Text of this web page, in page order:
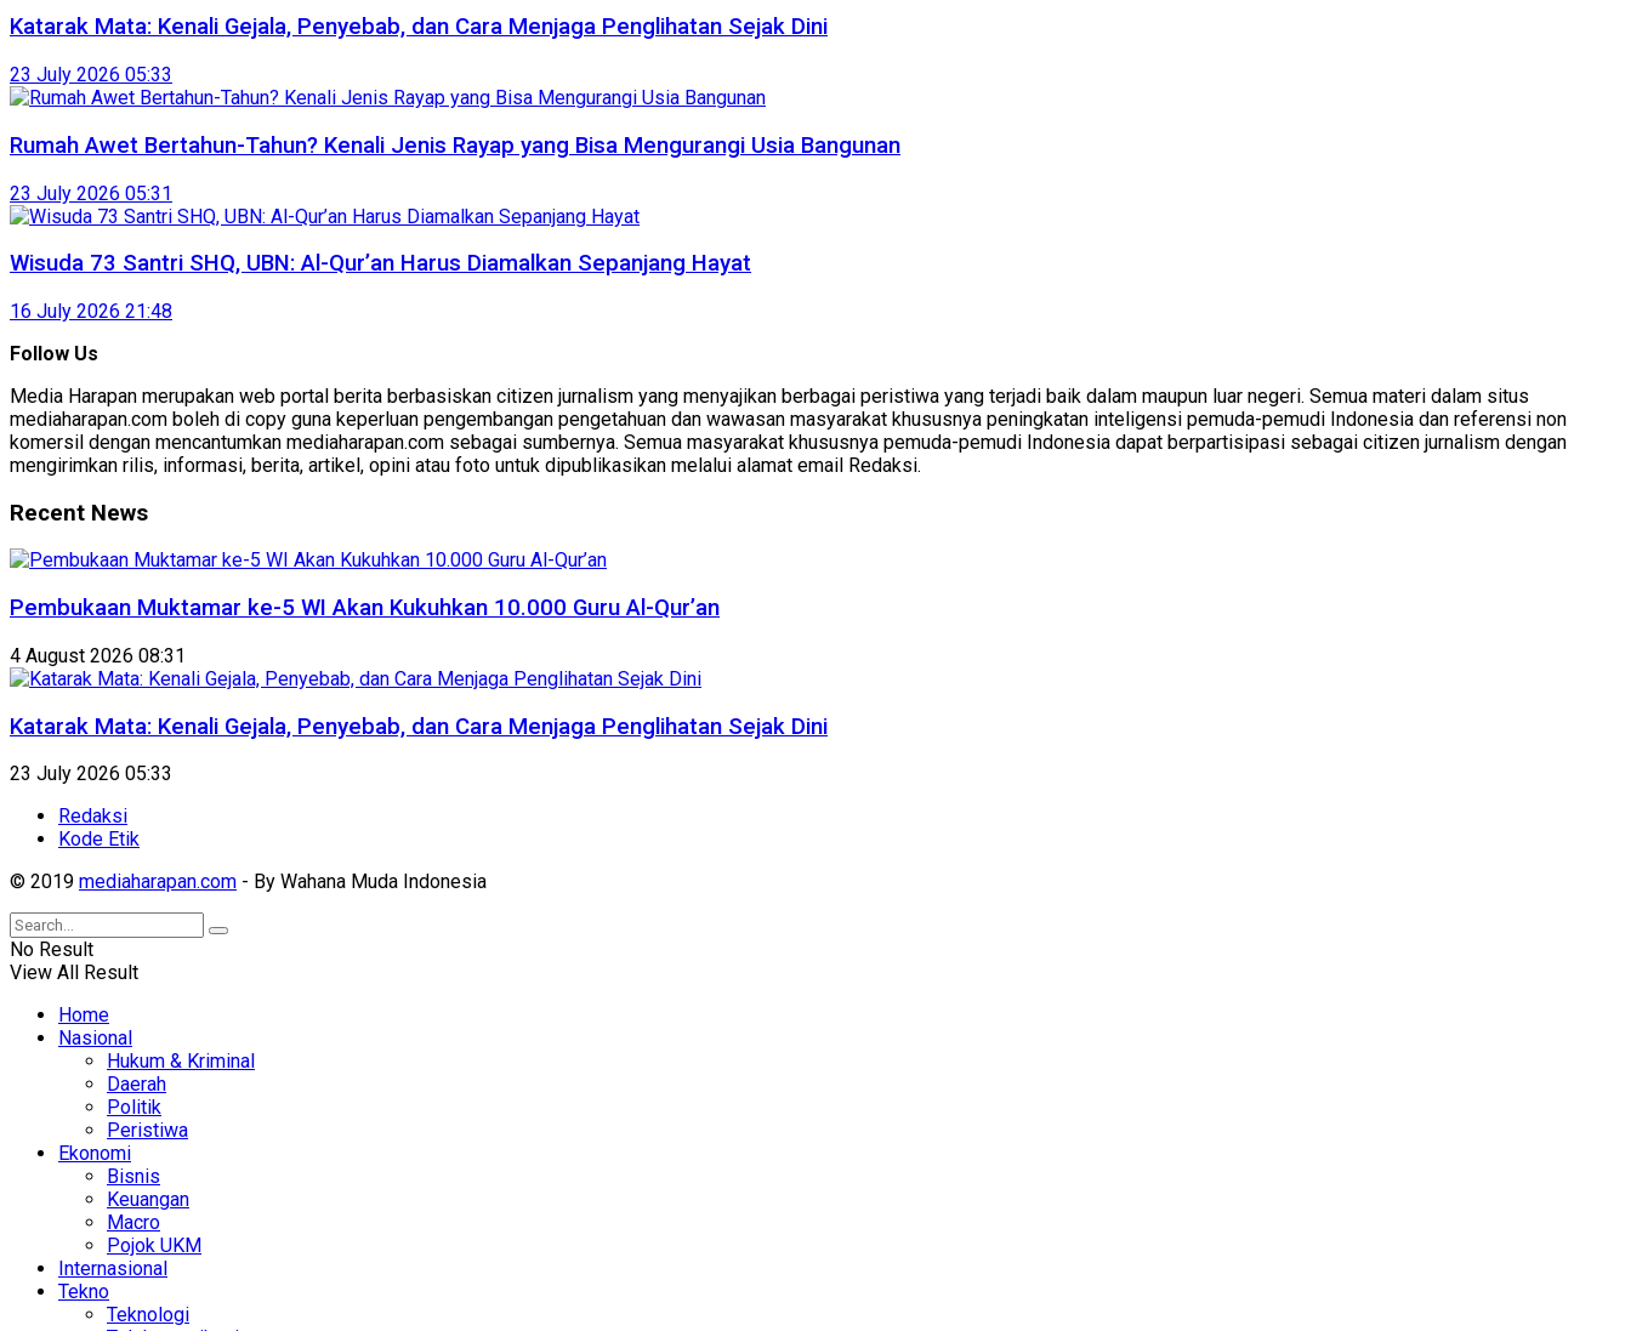
Katarak Mata: Kenali Gejala, Penyebab, dan Cara Menjaga Penglihatan Sejak Dini
23 July 2026 05:33
Rumah Awet Bertahun-Tahun? Kenali Jenis Rayap yang Bisa Mengurangi Usia Bangunan
23 July 2026 05:31
Wisuda 73 Santri SHQ, UBN: Al-Qur’an Harus Diamalkan Sepanjang Hayat
16 July 2026 21:48
Follow Us
Media Harapan merupakan web portal berita berbasiskan citizen jurnalism yang menyajikan berbagai peristiwa yang terjadi baik dalam maupun luar negeri. Semua materi dalam situs
mediaharapan.com boleh di copy guna keperluan pengembangan pengetahuan dan wawasan masyarakat khususnya peningkatan inteligensi pemuda-pemudi Indonesia dan referensi non
komersil dengan mencantumkan mediaharapan.com sebagai sumbernya. Semua masyarakat khususnya pemuda-pemudi Indonesia dapat berpartisipasi sebagai citizen jurnalism dengan
mengirimkan rilis, informasi, berita, artikel, opini atau foto untuk dipublikasikan melalui alamat email Redaksi.
Recent News
Pembukaan Muktamar ke-5 WI Akan Kukuhkan 10.000 Guru Al-Qur’an
4 August 2026 08:31
Katarak Mata: Kenali Gejala, Penyebab, dan Cara Menjaga Penglihatan Sejak Dini
23 July 2026 05:33
Redaksi
Kode Etik
© 2019 mediaharapan.com - By Wahana Muda Indonesia
No Result
View All Result
Home
Nasional
Hukum & Kriminal
Daerah
Politik
Peristiwa
Ekonomi
Bisnis
Keuangan
Macro
Pojok UKM
Internasional
Tekno
Teknologi